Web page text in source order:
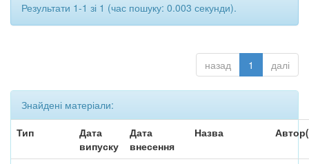
Результати 1-1 зі 1 (час пошуку: 0.003 секунди).
назад 1 далі
Знайдені матеріали:
Тип
Дата
випуску
Дата
внесення
Назва